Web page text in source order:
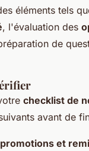
éléments tels
, l'évaluation des
de
checklist de
avant de
promotions et